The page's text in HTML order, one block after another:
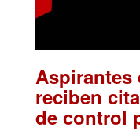
Aspirantes
reciben
de control